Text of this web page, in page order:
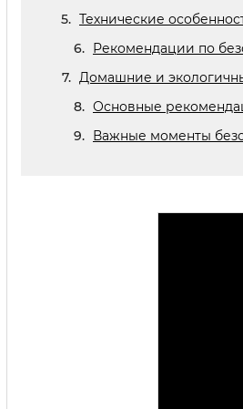
Технические
Рекомендации по
Домашние и
Основные
Важные моменты